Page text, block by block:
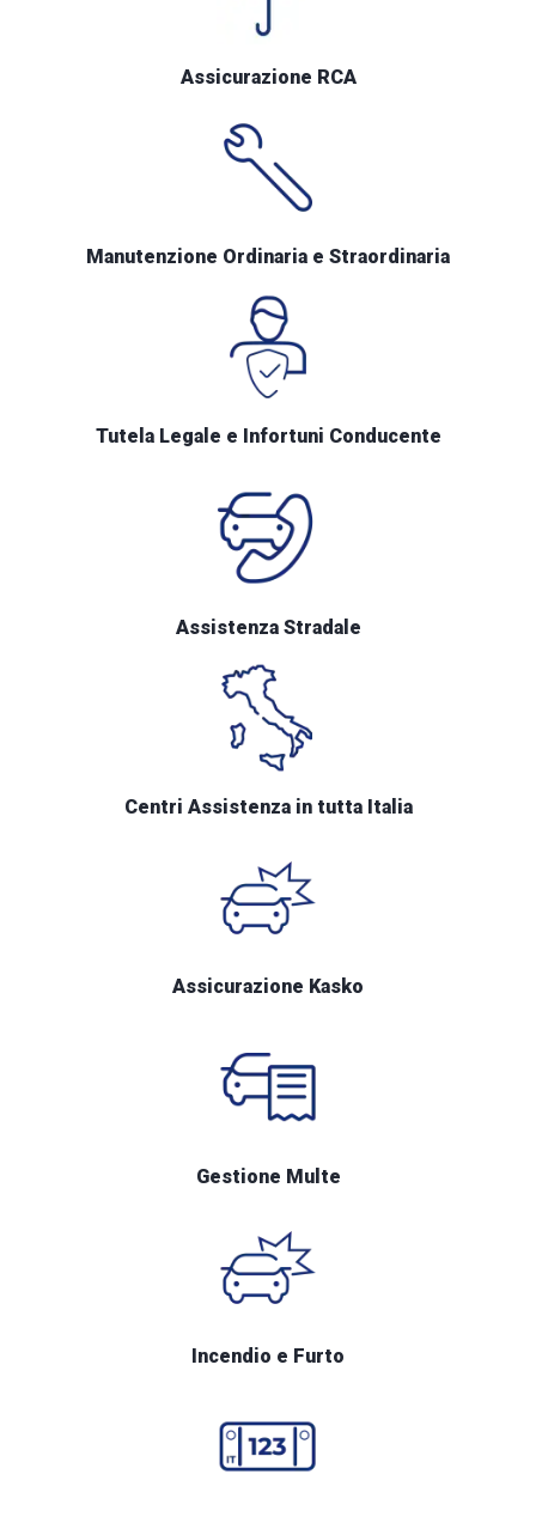
Assicurazione RCA
Manutenzione Ordinaria e Straordinaria
Tutela Legale e Infortuni Conducente
Assistenza Stradale
Centri Assistenza in tutta Italia
Assicurazione Kasko
Gestione Multe
Incendio e Furto